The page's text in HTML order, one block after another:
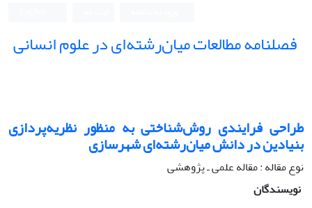
فصلنامه مطالعات میان‌رشته‌ای در علوم انسانی
طراحی فرایندی روش‌شناختی به منظور نظریه‌پردازی
بنیادین در دانش میان‌رشته‌ای شهرسازی
نوع مقاله : مقاله علمی ـ پژوهشی
نویسندگان